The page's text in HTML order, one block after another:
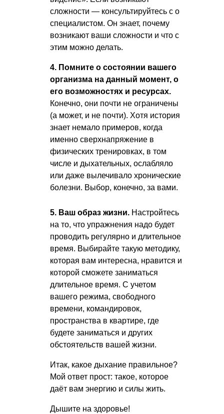
сложности — консультируйтесь с о
специалистом. Он знает, почему
возникают ваши сложности и что с
этим можно делать.
4. Помните о состоянии вашего
организма на данный момент, о
его возможностях и ресурсах.
Конечно, они почти не ограничены
(а может, и не почти). Хотя история
знает немало примеров, когда
именно сверхнапряжение в
физических тренировках, в том
числе и дыхательных, ослабляло
или даже вылечивало хронические
болезни. Выбор, конечно, за вами.
5. Ваш образ жизни. Настройтесь
на то, что упражнения надо будет
проводить регулярно и длительное
время. Выбирайте такую методику,
которая вам интересна, нравится и
которой сможете заниматься
длительное время. С учетом
вашего режима, свободного
времени, командировок,
пространства в квартире, где
будете заниматься и других
обстоятельств вашей жизни.
Итак, какое дыхание правильное?
Мой ответ прост: такое, которое
даёт вам энергию и силы жить.
Дышите на здоровье!